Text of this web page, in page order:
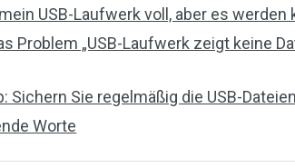
USB-Laufwerk voll, aber es werden
Problem „USB-Laufwerk zeigt keine
Sichern Sie regelmäßig die USB-Dateien
Worte